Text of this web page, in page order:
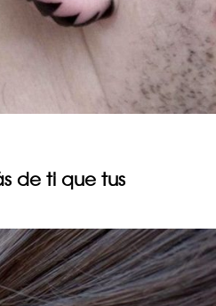
de ti que tus